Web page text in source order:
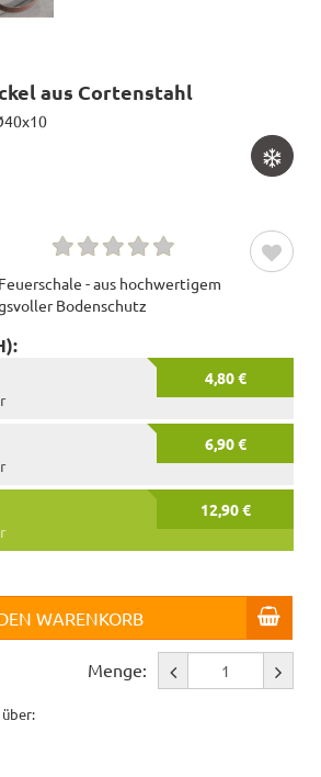
aus Cortenstahl
- aus hochwertigem
Bodenschutz
4,80 €
6,90 €
12,90 €
WARENKORB
Menge: